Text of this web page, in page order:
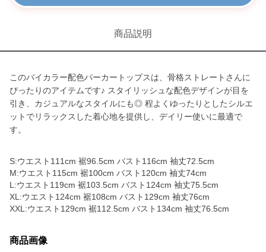
商品説明
このバイカラー配色パーカートップスは、骨格ストレートさんに
ぴったりのアイテムです♪ スタイリッシュな配色デザインが目を
引き、カジュアルなスタイルにも◎ 程よくゆったりとしたシルエ
ットでリラックスした着心地を提供し、デイリー使いに最適で
す。
S:ウエスト111cm 裾96.5cm バスト116cm 袖丈72.5cm
M:ウエスト115cm 裾100cm バスト120cm 袖丈74cm
L:ウエスト119cm 裾103.5cm バスト124cm 袖丈75.5cm
XL:ウエスト124cm 裾108cm バスト129cm 袖丈76cm
XXL:ウエスト129cm 裾112.5cm バスト134cm 袖丈76.5cm
商品画像